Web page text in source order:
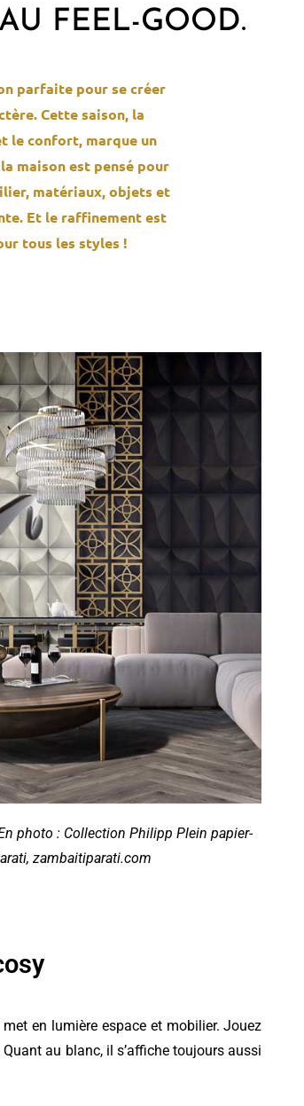
FEEL-GOOD.
parfaite pour se créer
Cette saison, la
le confort, marque un
maison est pensé pour
matériaux, objets et
Et le raffinement est
tous les styles !
photo : Collection Philipp Plein papier-
zambaitiparati.com
en lumière espace et mobilier. Jouez
au blanc, il s’affiche toujours aussi